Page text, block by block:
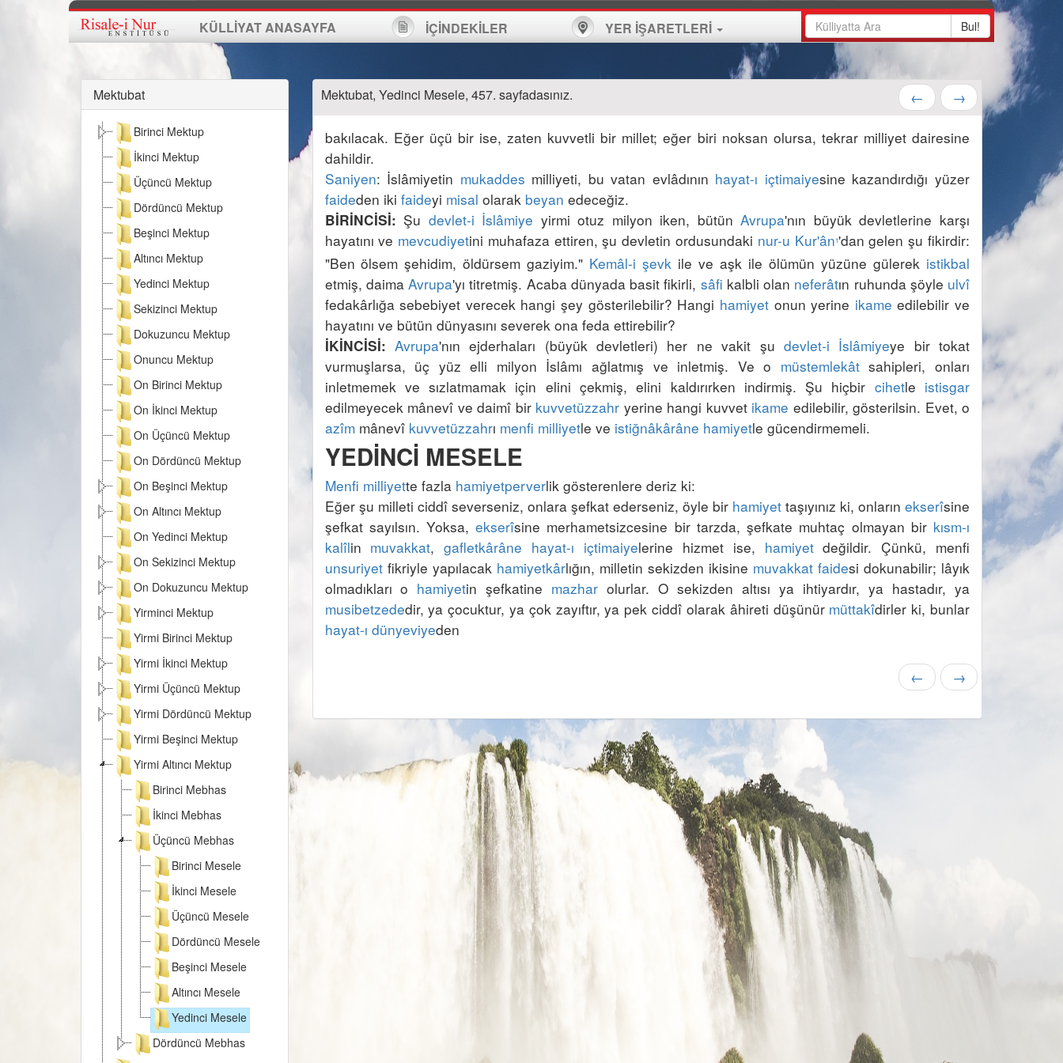
KÜLLİYAT ANASAYFA İÇİNDEKİLER YER İŞARETLERİ Bul!
Mektubat
Birinci Mektup
İkinci Mektup
Üçüncü Mektup
Dördüncü Mektup
Beşinci Mektup
Altıncı Mektup
Yedinci Mektup
Sekizinci Mektup
Dokuzuncu Mektup
Onuncu Mektup
On Birinci Mektup
On İkinci Mektup
On Üçüncü Mektup
On Dördüncü Mektup
On Beşinci Mektup
On Altıncı Mektup
On Yedinci Mektup
On Sekizinci Mektup
On Dokuzuncu Mektup
Yirminci Mektup
Yirmi Birinci Mektup
Yirmi İkinci Mektup
Yirmi Üçüncü Mektup
Yirmi Dördüncü Mektup
Yirmi Beşinci Mektup
Yirmi Altıncı Mektup
Birinci Mebhas
İkinci Mebhas
Üçüncü Mebhas
Birinci Mesele
İkinci Mesele
Üçüncü Mesele
Dördüncü Mesele
Beşinci Mesele
Altıncı Mesele
Yedinci Mesele
Dördüncü Mebhas
Mektubat, Yedinci Mesele, 457. sayfadasınız. ← →
bakılacak. Eğer üçü bir ise, zaten kuvvetli bir millet; eğer biri noksan olursa, tekrar milliyet dairesine
Saniyen: İslâmiyetin mukaddes milliyeti, bu vatan evlâdının hayat-ı içtimaiye
faideden iki faideyi misal olarak beyan
BİRİNCİSİ: Şu devlet-i İslâmiye yirmi otuz milyon iken, bütün Avrupa'nın büyük devletlerine karşı
hayatını ve mevcudiyetini muhafaza ettiren, şu devletin ordusundaki nur-u Kur'ân1'dan gelen şu fikirdir:
"Ben ölsem şehidim, öldürsem gaziyim." Kemâl-i şevk ile ve aşk ile ölümün yüzüne gülerek istikbal
etmiş, daima Avrupa'yı titretmiş. Acaba dünyada basit fikirli, sâfi kalbli olan neferâtın ruhunda şöyle ulvî
fedakârlığa sebebiyet verecek hangi şey gösterilebilir? Hangi hamiyet onun yerine ikame edilebilir ve
İKİNCİSİ: Avrupa'nın ejderhaları (büyük devletleri) her ne vakit şu devlet-i İslâmiyeye bir tokat
vurmuşlarsa, üç yüz elli milyon İslâmı ağlatmış ve inletmiş. Ve o müstemlekât sahipleri, onları
inletmemek ve sızlatmamak için elini çekmiş, elini kaldırırken indirmiş. Şu hiçbir cihetle istisgar
edilmeyecek mânevî ve daimî bir kuvvetüzzahr yerine hangi kuvvet ikame
azîm mânevî kuvvetüzzahrı menfi milliyetle ve istiğnâkârâne hamiyet
Menfi milliyette fazla hamiyetperver
Eğer şu milleti ciddî severseniz, onlara şefkat ederseniz, öyle bir hamiyet taşıyınız ki, onların ekserîsine
şefkat sayılsın. Yoksa, ekserîsine merhametsizcesine bir tarzda, şefkate muhtaç olmayan bir kısm-ı
kalîlin muvakkat, gafletkârâne hayat-ı içtimaiyelerine hizmet ise, hamiyet
unsuriyet fikriyle yapılacak hamiyetkârlığın, milletin sekizden ikisine muvakkat faidesi dokunabilir; lâyık
olmadıkları o hamiyetin şefkatine mazhar
musibetzededir, ya çocuktur, ya çok zayıftır, ya pek ciddî olarak âhireti düşünür müttakî
hayat-ı dünyeviye
← →